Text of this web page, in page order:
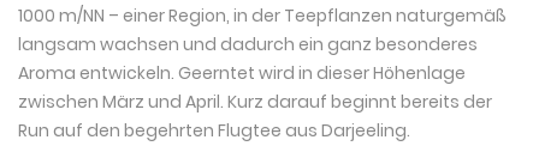
1000 m/NN – einer Region, in der Teepflanzen naturgemäß
langsam wachsen und dadurch ein ganz besonderes
Aroma entwickeln. Geerntet wird in dieser Höhenlage
zwischen März und April. Kurz darauf beginnt bereits der
Run auf den begehrten Flugtee aus Darjeeling.